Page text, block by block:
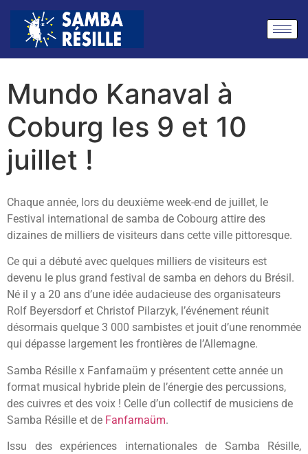
Mundo Kanaval à
Coburg les 9 et 10
juillet !
Chaque année, lors du deuxième week-end de juillet, le
Festival international de samba de Cobourg attire des
dizaines de milliers de visiteurs dans cette ville pittoresque.
Ce qui a débuté avec quelques milliers de visiteurs est
devenu le plus grand festival de samba en dehors du Brésil.
Né il y a 20 ans d’une idée audacieuse des organisateurs
Rolf Beyersdorf et Christof Pilarzyk, l’événement réunit
désormais quelque 3 000 sambistes et jouit d’une renommée
qui dépasse largement les frontières de l’Allemagne.
Samba Résille x Fanfarnaüm y présentent cette année un
format musical hybride plein de l’énergie des percussions,
des cuivres et des voix ! Celle d’un collectif de musiciens de
Samba Résille et de Fanfarnaüm.
Issu des expériences internationalesde Samba Résille,